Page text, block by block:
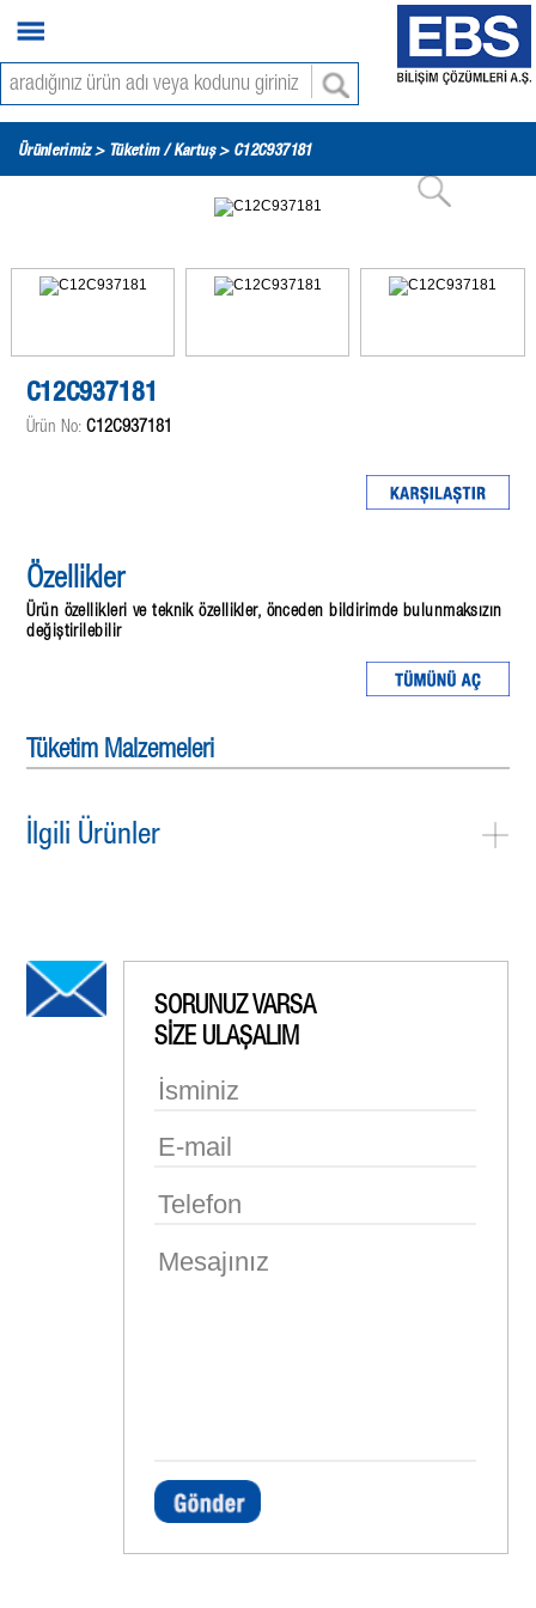
Ürünlerimiz > Tüketim / Kartuş> C12C937181
C12C937181
Ürün No:C12C937181
Özellikler
Ürün özellikleri ve teknik özellikler, önceden bildirimde bulunmaksızın
değiştirilebilir
Tüketim Malzemeleri
İlgili Ürünler
SORUNUZ VARSA
SİZE ULAŞALIM